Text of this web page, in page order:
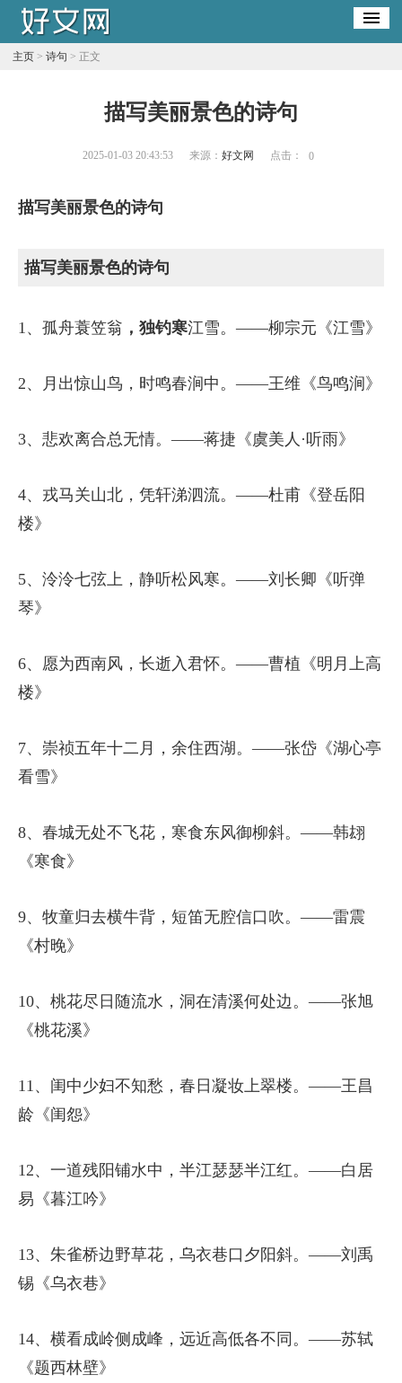
主页> 诗句 > 正文
描写美丽景色的诗句
2025-01-03 20:43:53 来源： 好文网 点击： 0
描写美丽景色的诗句
描写美丽景色的诗句
1、孤舟蓑笠翁 ，独钓寒江雪。——柳宗元《江雪》
2、月出惊山鸟，时鸣春涧中。——王维《鸟鸣涧》
3、悲欢离合总无情。——蒋捷《虞美人·听雨》
4、戎马关山北，凭轩涕泗流。——杜甫《登岳阳
楼》
5、泠泠七弦上，静听松风寒。——刘长卿《听弹
琴》
6、愿为西南风，长逝入君怀。——曹植《明月上高
楼》
7、崇祯五年十二月，余住西湖。——张岱《湖心亭
看雪》
8、春城无处不飞花，寒食东风御柳斜。——韩翃
《寒食》
9、牧童归去横牛背，短笛无腔信口吹。——雷震
《村晚》
10、桃花尽日随流水，洞在清溪何处边。——张旭
《桃花溪》
11、闺中少妇不知愁，春日凝妆上翠楼。——王昌
龄《闺怨》
12、一道残阳铺水中，半江瑟瑟半江红。——白居
易《暮江吟》
13、朱雀桥边野草花，乌衣巷口夕阳斜。——刘禹
锡《乌衣巷》
14、横看成岭侧成峰，远近高低各不同。——苏轼
《题西林壁》